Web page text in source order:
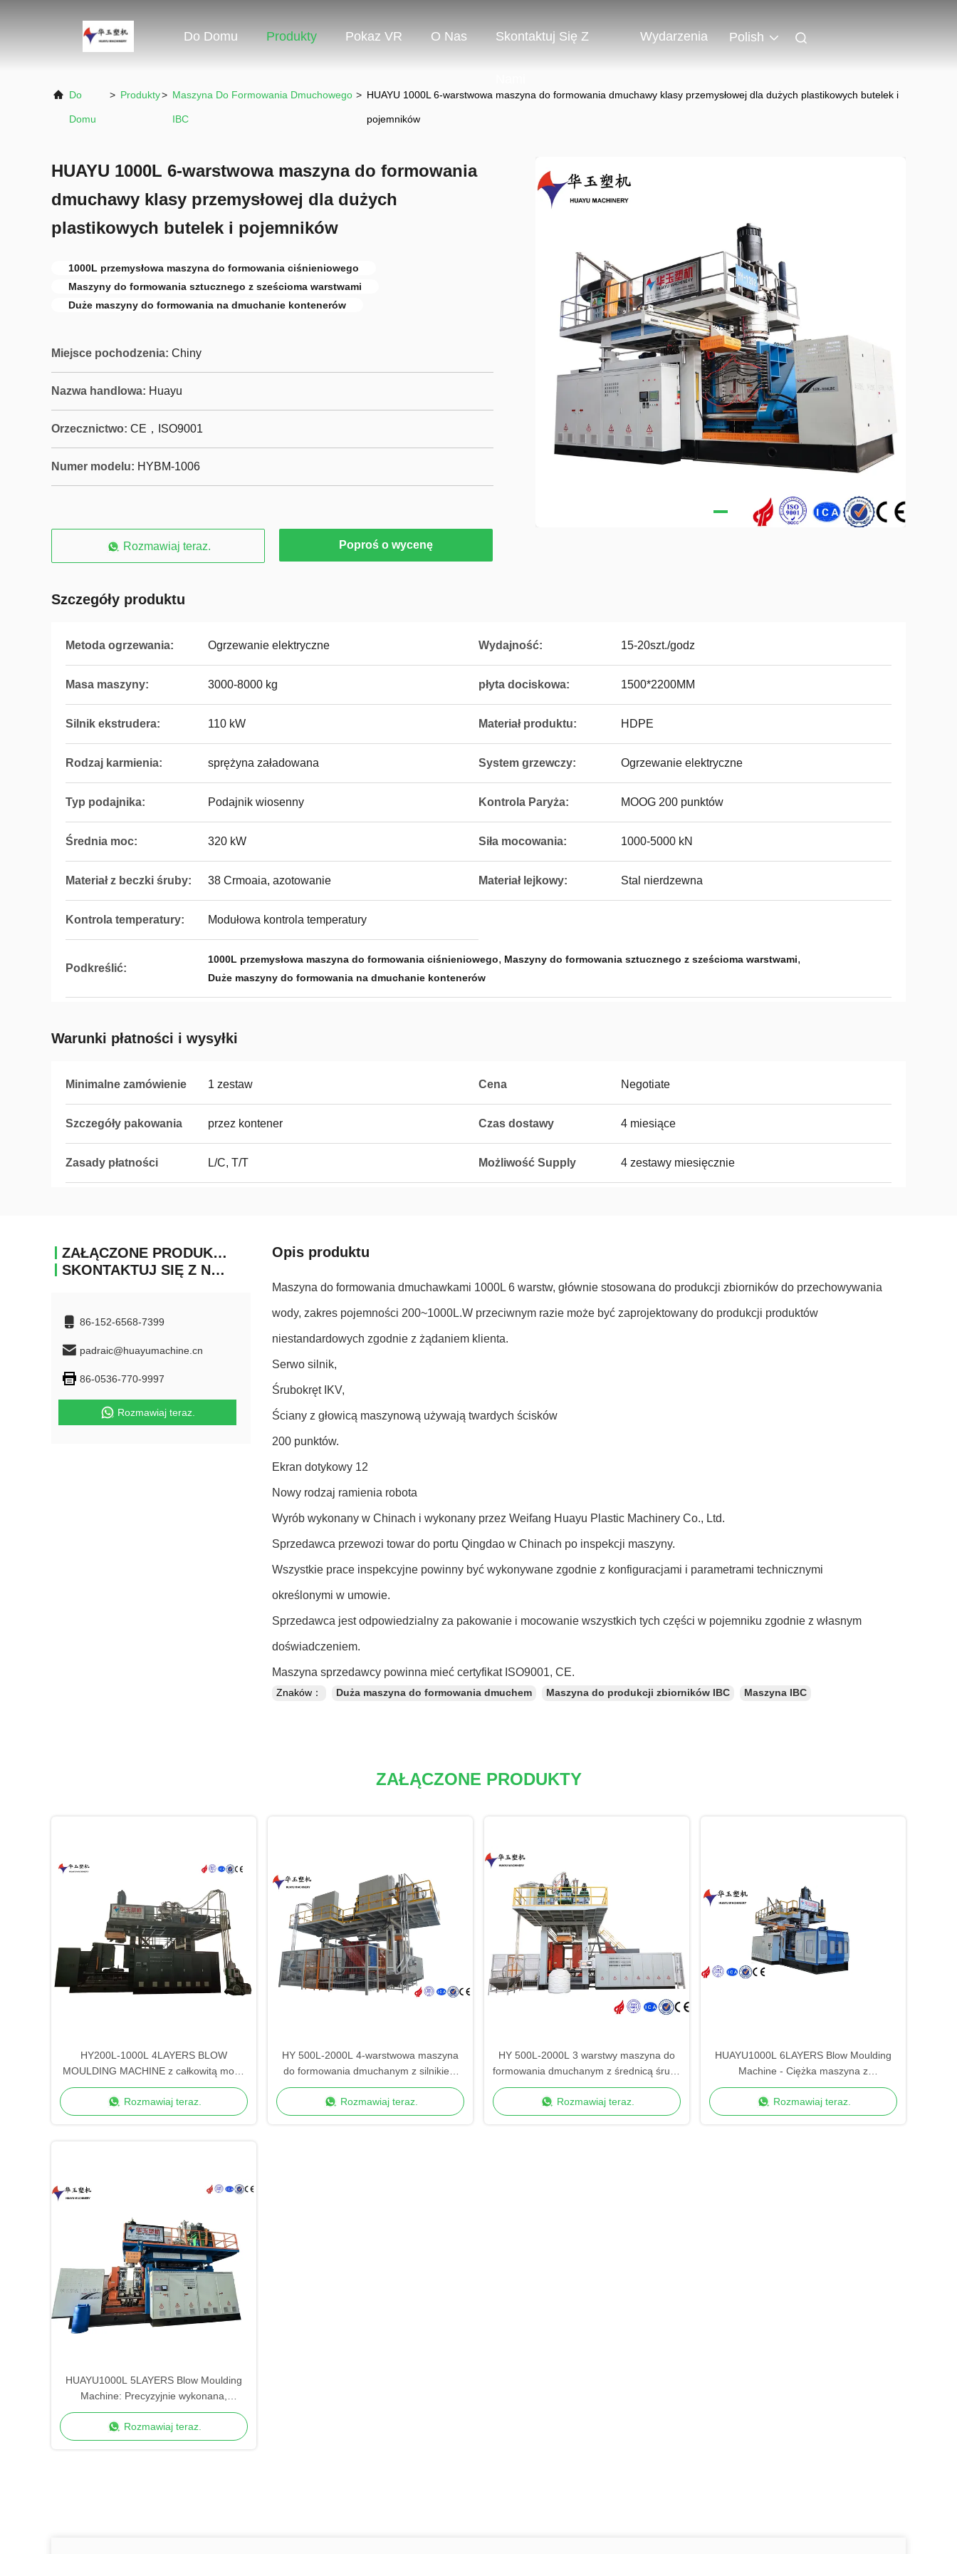
Do Domu Produkty Pokaz VR O Nas Skontaktuj Się Z Wydarzenia Polish
Do
Domu
> Produkty> Maszyna Do Formowania Dmuchowego
IBC
> HUAYU 1000L 6-warstwowa maszyna do formowania dmuchawy klasy przemysłowej dla dużych plastikowych butelek i
pojemników
HUAYU 1000L 6-warstwowa maszyna do formowania
dmuchawy klasy przemysłowej dla dużych
plastikowych butelek i pojemników
1000L przemysłowa maszyna do formowania ciśnieniowego
Maszyny do formowania sztucznego z sześcioma warstwami
Duże maszyny do formowania na dmuchanie kontenerów
Miejsce pochodzenia: Chiny
Nazwa handlowa: Huayu
Orzecznictwo: CE，ISO9001
Numer modelu: HYBM-1006
Rozmawiaj teraz. Poproś o wycenę
Szczegóły produktu
Metoda ogrzewania: Ogrzewanie elektryczne Wydajność: 15-20szt./godz
Masa maszyny: 3000-8000 kg płyta dociskowa: 1500*2200MM
Silnik ekstrudera: 110 kW Materiał produktu: HDPE
Rodzaj karmienia: sprężyna załadowana System grzewczy: Ogrzewanie elektryczne
Typ podajnika: Podajnik wiosenny Kontrola Paryża: MOOG 200 punktów
Średnia moc: 320 kW Siła mocowania: 1000-5000 kN
Materiał z beczki śruby: 38 Crmoaia, azotowanie Materiał lejkowy: Stal nierdzewna
Kontrola temperatury: Modułowa kontrola temperatury
Podkreślić:
1000L przemysłowa maszyna do formowania ciśnieniowego, Maszyny do formowania sztucznego z sześcioma warstwami,
Duże maszyny do formowania na dmuchanie kontenerów
Warunki płatności i wysyłki
Minimalne zamówienie 1 zestaw Cena Negotiate
Szczegóły pakowania przez kontener Czas dostawy 4 miesiące
Zasady płatności L/C, T/T Możliwość Supply 4 zestawy miesięcznie
ZAŁĄCZONE PRODUKTY
SKONTAKTUJ SIĘ Z NAMI
86-152-6568-7399
padraic@huayumachine.cn
86-0536-770-9997
Rozmawiaj teraz.
Opis produktu
Maszyna do formowania dmuchawkami 1000L 6 warstw, głównie stosowana do produkcji zbiorników do przechowywania
wody, zakres pojemności 200~1000L.W przeciwnym razie może być zaprojektowany do produkcji produktów
niestandardowych zgodnie z żądaniem klienta.
Serwo silnik,
Śrubokręt IKV,
Ściany z głowicą maszynową używają twardych ścisków
200 punktów.
Ekran dotykowy 12
Nowy rodzaj ramienia robota
Wyrób wykonany w Chinach i wykonany przez Weifang Huayu Plastic Machinery Co., Ltd.
Sprzedawca przewozi towar do portu Qingdao w Chinach po inspekcji maszyny.
Wszystkie prace inspekcyjne powinny być wykonywane zgodnie z konfiguracjami i parametrami technicznymi
określonymi w umowie.
Sprzedawca jest odpowiedzialny za pakowanie i mocowanie wszystkich tych części w pojemniku zgodnie z własnym
doświadczeniem.
Maszyna sprzedawcy powinna mieć certyfikat ISO9001, CE.
Znaków： Duża maszyna do formowania dmuchem Maszyna do produkcji zbiorników IBC Maszyna IBC
ZAŁĄCZONE PRODUKTY
HY200L-1000L 4LAYERS BLOW
MOULDING MACHINE z całkowitą mocą
331,5 kW dla dużych kontenerów
Rozmawiaj teraz.
HY 500L-2000L 4-warstwowa maszyna
do formowania dmuchanym z silnikiem
wytłaczającym 55*4kw
Rozmawiaj teraz.
HY 500L-2000L 3 warstwy maszyna do
formowania dmuchanym z średnicą śruby
90/120/90mm
Rozmawiaj teraz.
HUAYU1000L 6LAYERS Blow Moulding
Machine - Ciężka maszyna z
zwiększonym bezpieczeństwem
Rozmawiaj teraz.
HUAYU1000L 5LAYERS Blow Moulding
Machine: Precyzyjnie wykonana,
zaawansowana kontrola jakości
Rozmawiaj teraz.